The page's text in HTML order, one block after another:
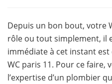
Depuis un bon bout, votre
rôle ou tout simplement, il
immédiate à cet instant
WC paris 11. Pour ce faire,
l’expertise d’un plombier